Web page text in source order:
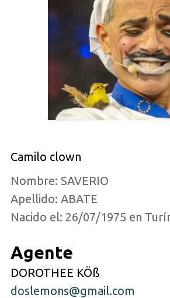
Camilo clown
Nombre: SAVERIO
Apellido: ABATE
Nacido el: 26/07/1975 en
Agente
DOROTHEE KÖß
doslemons@gmail.com